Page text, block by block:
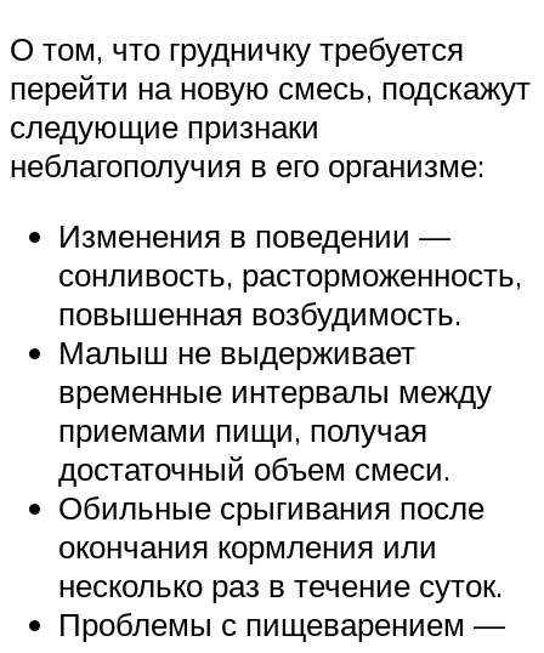
О том, что грудничку требуется
перейти на новую смесь, подскажут
следующие признаки
неблагополучия в его организме:
Изменения в поведении —
сонливость, расторможенность,
повышенная возбудимость.
Малыш не выдерживает
временные интервалы между
приемами пищи, получая
достаточный объем смеси.
Обильные срыгивания после
окончания кормления или
несколько раз в течение суток.
Проблемы с пищеварением —